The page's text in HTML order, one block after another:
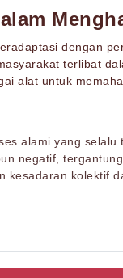
dengan
terlibat
alat untuk
alami yang
negatif,
kesadaran kolektif